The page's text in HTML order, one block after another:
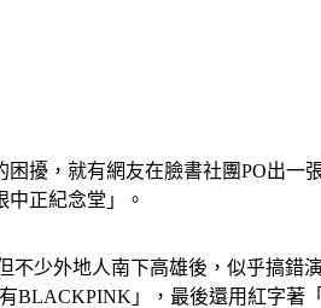
擾，就有網友在臉書社團PO出一
正紀念堂」。
少外地人南下高雄後，似乎搞錯
BLACKPINK」，最後還用紅字著